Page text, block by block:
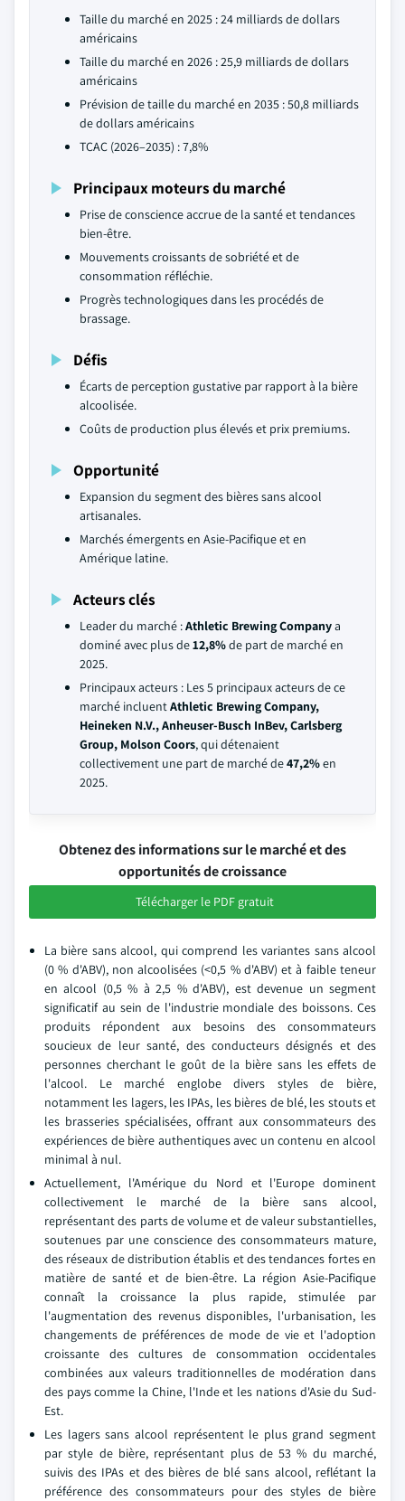
Taille du marché en 2025 : 24 milliards de dollars
américains
Taille du marché en 2026 : 25,9 milliards de dollars
américains
Prévision de taille du marché en 2035 : 50,8 milliards
de dollars américains
TCAC (2026–2035) : 7,8%
Principaux moteurs du marché
Prise de conscience accrue de la santé et tendances
bien-être.
Mouvements croissants de sobriété et de
consommation réfléchie.
Progrès technologiques dans les procédés de
brassage.
Défis
Écarts de perception gustative par rapport à la bière
alcoolisée.
Coûts de production plus élevés et prix premiums.
Opportunité
Expansion du segment des bières sans alcool
artisanales.
Marchés émergents en Asie-Pacifique et en
Amérique latine.
Acteurs clés
Leader du marché :Athletic Brewing Companya
dominé avec plus de12,8%de part de marché en
2025.
Principaux acteurs : Les 5 principaux acteurs de ce
marché incluentAthletic Brewing Company,
Heineken N.V., Anheuser-Busch InBev, Carlsberg
Group, Molson Coors, qui détenaient
collectivement une part de marché de47,2%en
2025.
Obtenez des informations sur le marché et des
opportunités de croissance
Télécharger le PDF gratuit
La bière sans alcool, qui comprend les variantes sans alcool
(0 % d'ABV), non alcoolisées (<0,5 % d'ABV) et à faible teneur
en alcool (0,5 % à 2,5 % d'ABV), est devenue un segment
significatif au sein de l'industrie mondiale des boissons. Ces
produits répondent aux besoins des consommateurs
soucieux de leur santé, des conducteurs désignés et des
personnes cherchant le goût de la bière sans les effets de
l'alcool. Le marché englobe divers styles de bière,
notamment les lagers, les IPAs, les bières de blé, les stouts et
les brasseries spécialisées, offrant aux consommateurs des
expériences de bière authentiques avec un contenu en alcool
minimal à nul.
Actuellement, l'Amérique du Nord et l'Europe dominent
collectivement le marché de la bière sans alcool,
représentant des parts de volume et de valeur substantielles,
soutenues par une conscience des consommateurs mature,
des réseaux de distribution établis et des tendances fortes en
matière de santé et de bien-être. La région Asie-Pacifique
connaît la croissance la plus rapide, stimulée par
l'augmentation des revenus disponibles, l'urbanisation, les
changements de préférences de mode de vie et l'adoption
croissante des cultures de consommation occidentales
combinées aux valeurs traditionnelles de modération dans
des pays comme la Chine, l'Inde et les nations d'Asie du Sud-
Est.
Les lagers sans alcool représentent le plus grand segment
par style de bière, représentant plus de 53 % du marché,
suivis des IPAs et des bières de blé sans alcool, reflétant la
préférence des consommateurs pour des styles de bière